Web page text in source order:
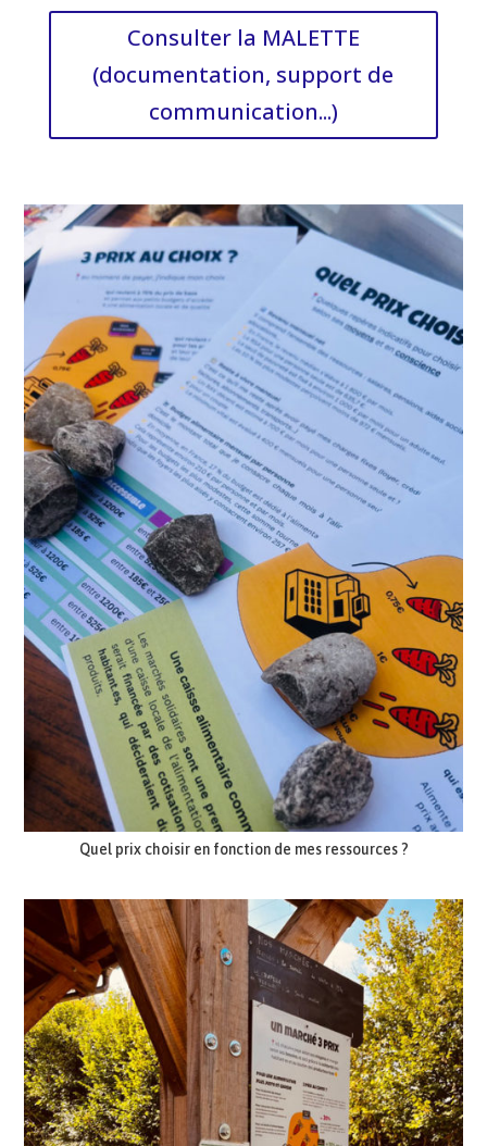
Consulter la MALETTE
(documentation, support de
communication...)
Quel prix choisir en fonction de mes ressources ?